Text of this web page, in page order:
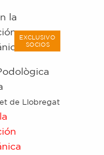
EXCLUSIVO
SOCIOS
de Llobregat